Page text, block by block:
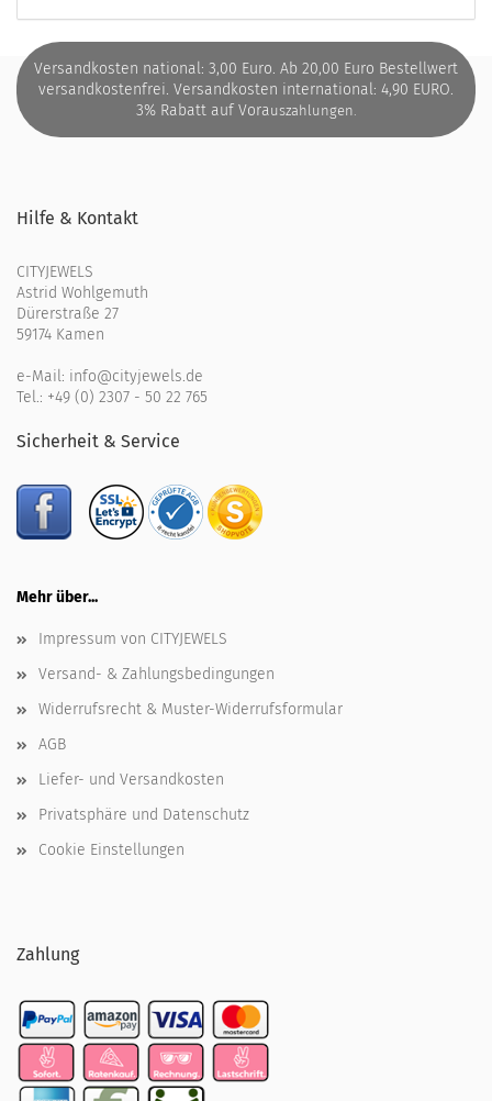
Versandkosten national: 3,00 Euro. Ab 20,00 Euro Bestellwert
versandkostenfrei. Versandkosten international: 4,90 EURO.
3% Rabatt auf Vorauszahlungen.
Hilfe & Kontakt
CITYJEWELS
Astrid Wohlgemuth
Dürerstraße 27
59174 Kamen
e-Mail: info@cityjewels.de
Tel.: +49 (0) 2307 - 50 22 765
Sicherheit & Service
Mehr über...
Impressum von CITYJEWELS
Versand- & Zahlungsbedingungen
Widerrufsrecht & Muster-Widerrufsformular
AGB
Liefer- und Versandkosten
Privatsphäre und Datenschutz
Cookie Einstellungen
Zahlung